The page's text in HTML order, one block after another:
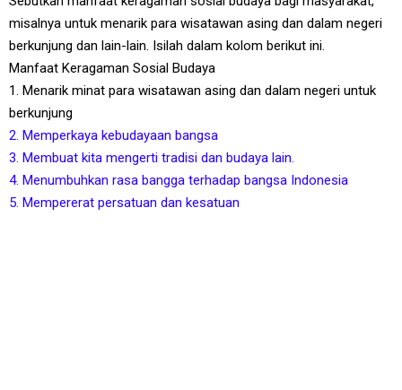
misalnya untuk menarik para wisatawan asing dan dalam negeri
berkunjung dan lain-lain. Isilah dalam kolom berikut ini.
Manfaat Keragaman Sosial Budaya
1. Menarik minat para wisatawan asing dan dalam negeri untuk
berkunjung
2. Memperkaya kebudayaan bangsa
3. Membuat kita mengerti tradisi dan budaya lain.
4. Menumbuhkan rasa bangga terhadap bangsa Indonesia
5. Mempererat persatuan dan kesatuan